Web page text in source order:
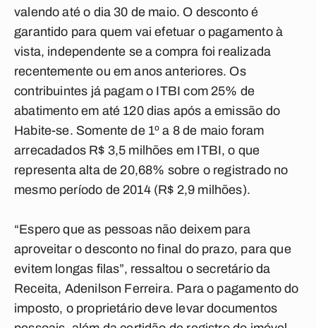
valendo até o dia 30 de maio. O desconto é
garantido para quem vai efetuar o pagamento à
vista, independente se a compra foi realizada
recentemente ou em anos anteriores. Os
contribuintes já pagam o ITBI com 25% de
abatimento em até 120 dias após a emissão do
Habite-se. Somente de 1º a 8 de maio foram
arrecadados R$ 3,5 milhões em ITBI, o que
representa alta de 20,68% sobre o registrado no
mesmo período de 2014 (R$ 2,9 milhões).
“Espero que as pessoas não deixem para
aproveitar o desconto no final do prazo, para que
evitem longas filas”, ressaltou o secretário da
Receita, Adenilson Ferreira. Para o pagamento do
imposto, o proprietário deve levar documentos